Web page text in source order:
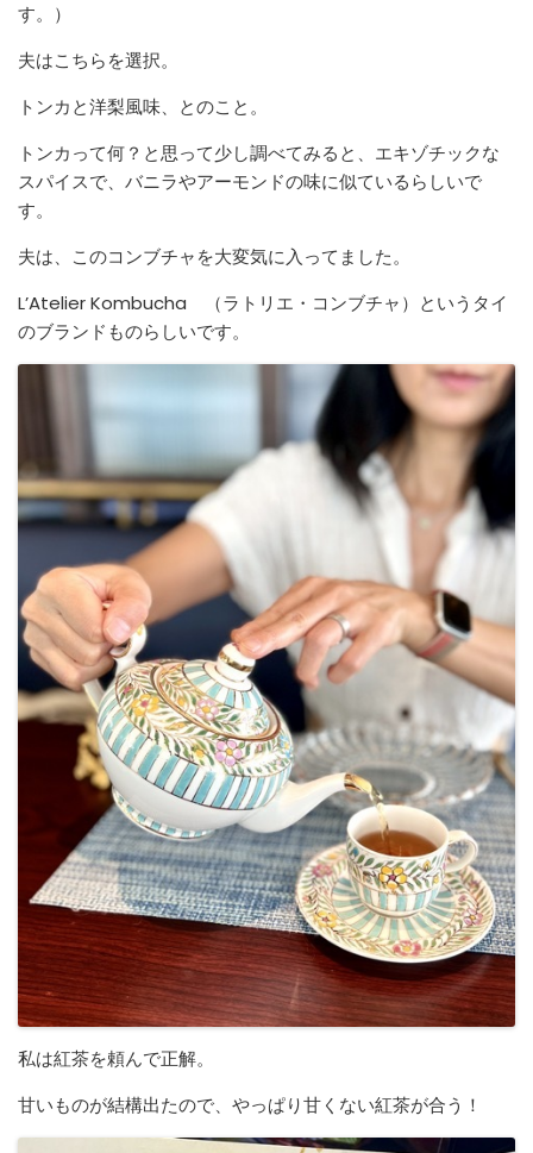
す。）
夫はこちらを選択。
トンカと洋梨風味、とのこと。
トンカって何？と思って少し調べてみると、エキゾチックな
スパイスで、バニラやアーモンドの味に似ているらしいで
す。
夫は、このコンブチャを大変気に入ってました。
L’Atelier Kombucha （ラトリエ・コンブチャ）というタイ
のブランドものらしいです。
私は紅茶を頼んで正解。
甘いものが結構出たので、やっぱり甘くない紅茶が合う！